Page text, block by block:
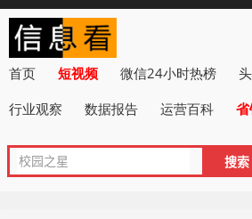
首页 短视频 微信24小时热榜
行业观察
数据报告 运营百科